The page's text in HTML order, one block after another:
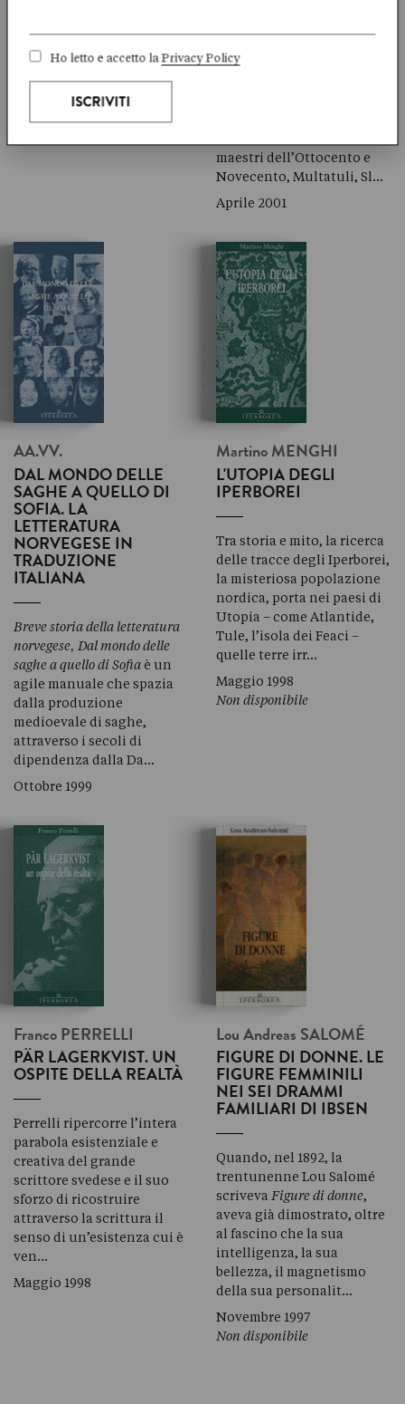
questo sta nel punto di
vista personale di uno
Settembre 2002
della letteratura
maestri dell’Ottocento e
Novecento, Multatuli, Sl…
Aprile 2001
AA.VV.
DAL MONDO DELLE
SAGHE A QUELLO DI
SOFIA. LA
LETTERATURA
NORVEGESE IN
TRADUZIONE
ITALIANA
Breve storia della letteratura
norvegese, Dal mondo delle
saghe a quello di Sofiaè un
agile manuale che spazia
dalla produzione
medioevale di saghe,
attraverso i secoli di
dipendenza dalla Da…
Ottobre 1999
Martino MENGHI
L'UTOPIA DEGLI
IPERBOREI
Tra storia e mito, la ricerca
delle tracce degli Iperborei,
la misteriosa popolazione
nordica, porta nei paesi di
Utopia – come Atlantide,
Tule, l’isola dei Feaci –
quelle terre irr…
Maggio 1998
Non disponibile
Franco PERRELLI
PÄR LAGERKVIST. UN
OSPITE DELLA REALTÀ
Perrelli ripercorre l’intera
parabola esistenziale e
creativa del grande
scrittore svedese e il suo
sforzo di ricostruire
attraverso la scrittura il
senso di un’esistenza cui è
ven…
Maggio 1998
Lou Andreas SALOMÉ
FIGURE DI DONNE. LE
FIGURE FEMMINILI
NEI SEI DRAMMI
FAMILIARI DI IBSEN
Quando, nel 1892, la
trentunenne Lou Salomé
scriveva Figure di donne,
aveva già dimostrato, oltre
al fascino che la sua
intelligenza, la sua
bellezza, il magnetismo
della sua personalit…
Novembre 1997
Non disponibile
Ho letto e accetto laPrivacy Policy